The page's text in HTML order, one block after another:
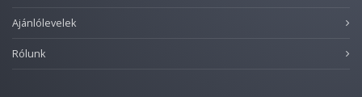
Ajánlólevelek
Rólunk